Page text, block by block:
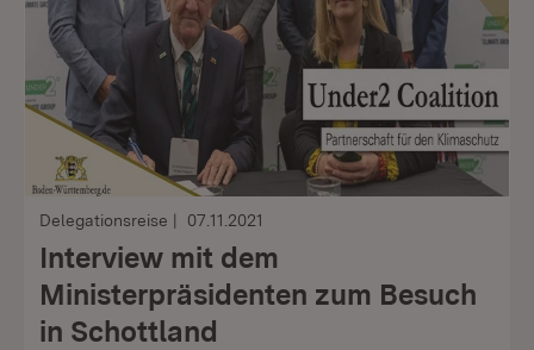
Delegationsreise 07.11.2021
Interview mit dem
Ministerpräsidenten zum Besuch
in Schottland